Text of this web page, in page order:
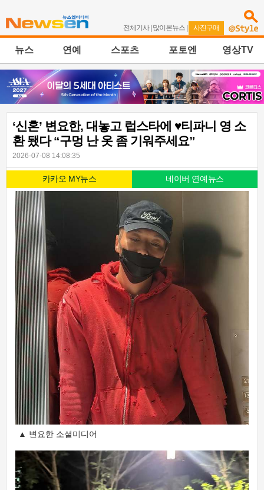
전체기사| 많이본뉴스 | 사진구매
뉴스 연예 스포츠 포토엔 영상TV
‘신혼’ 변요한, 대놓고 럽스타에 ♥티파니 영 소
환 됐다 “구멍 난 옷 좀 기워주세요”
2026-07-08 14:08:35
카카오 MY뉴스 네이버 연예뉴스
▲ 변요한 소셜미디어